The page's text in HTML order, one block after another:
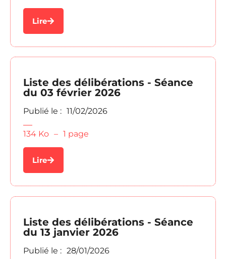
Lire
Liste des délibérations - Séance
du 03 février 2026
Publié le : 11/02/2026
134 Ko – 1 page
Lire
Liste des délibérations - Séance
du 13 janvier 2026
Publié le : 28/01/2026